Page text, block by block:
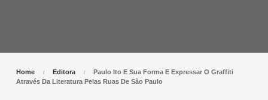
Home Editora
Paulo Ito E Sua Forma E Expressar O Graffiti
Através Da Literatura Pelas Ruas De São Paulo